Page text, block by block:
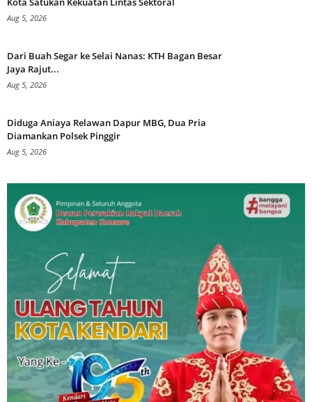
Aug 5, 2026
Dari Buah Segar ke Selai Nanas: KTH Bagan Besar
Jaya Rajut...
Aug 5, 2026
Diduga Aniaya Relawan Dapur MBG, Dua Pria
Diamankan Polsek Pinggir
Aug 5, 2026